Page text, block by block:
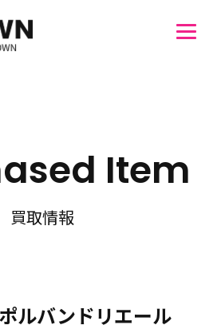
Item
買取情報
ルバンドリエール